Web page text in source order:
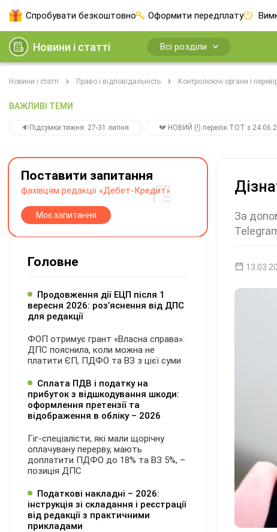
Спробувати безкоштовно Оформити передплату
Новини і статті Всі розділи
Новини і статті Право і відповідальність Контролюючі органи і
ВАЖЛИВІ ТЕМИ
🔉Підсумки тижня. 27-31 липня 💔 НОВИЙ (!) перелік ТОТ з
За
Поставити запитання
фахівцям редакції «Дебет-Кредит»
Моє запитання
Головне
Продовження дії ЕЦП після 1
вересня 2026: розʼяснення від ДПС
для редакції
ФОП отримує грант «Власна справа»:
ДПС пояснила, коли можна не
платити ЄП, ПДФО та ВЗ з цієї суми
Сплата ПДВ і податку на
прибуток з відшкодування шкоди:
оформлення претензії та
відображення в обліку – 2026
Гіг-спеціалісти, які мали щорічну
оплачувану перерву, мають
доплатити ПДФО до 18% та ВЗ 5%, –
позиція ДПС
Податкові накладні – 2026:
інструкція зі складання і реєстрації
від редакції з практичними
прикладами